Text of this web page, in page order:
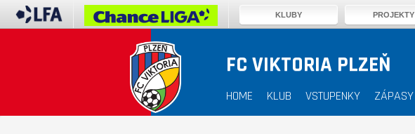
FC VIKTORIA PLZEŇ
HOME KLUB VSTUPENKY ZÁPASY
KLUBY PROJEKTY